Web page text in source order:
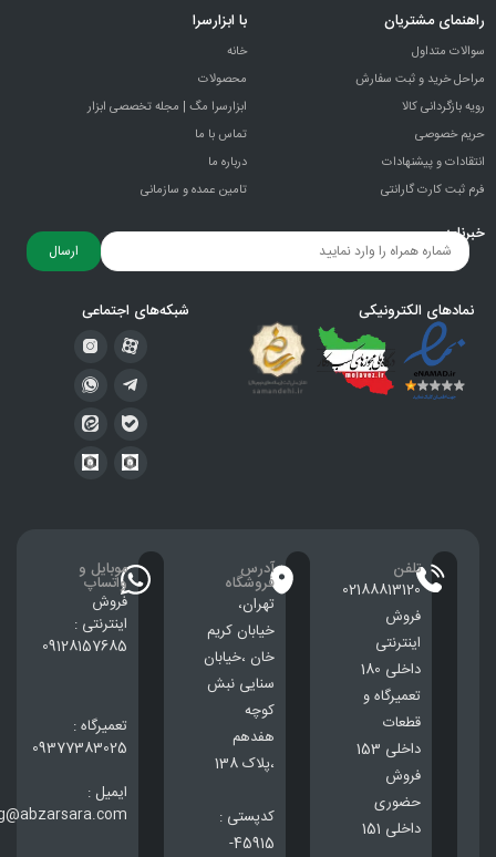
راهنمای مشتریان
سوالات متداول
مراحل خرید و ثبت سفارش
رویه بازگردانی کالا
حریم خصوصی
انتقادات و پيشنهادات
فرم ثبت کارت گارانتی
با ابزارسرا
خانه
محصولات
ابزارسرا مگ | مجله تخصصی ابزار
تماس با ما
درباره ما
تامین عمده و سازمانی
خبرنامه
ارسال
نمادهای الکترونیکی شبکه‌های اجتماعی
تلفن
02188813120
فروش
اینترنتی
داخلی 180
تعمیرگاه و
قطعات
داخلی 153
فروش
حضوری
داخلی 151
آدرس
فروشگاه
تهران،
خيابان كريم
خان ،خيابان
سنایی نبش
کوچه
هفدهم
،پلاک 138
کدپستی :
45915-
موبایل و
واتساپ
فروش
اینترنتی :
09128157685
تعمیرگاه :
09377383025
ایمیل :